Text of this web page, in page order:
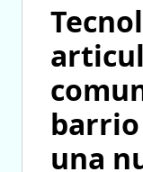
barrio
una